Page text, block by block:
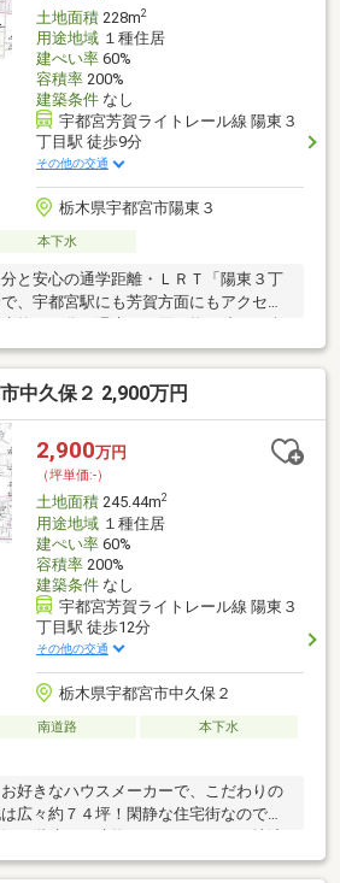
土地面積228m2
用途地域１種住居
建ぺい率60%
容積率200%
建築条件なし
宇都宮芳賀ライトレール線 陽東３
丁目駅 徒歩9分
その他の交通
栃木県宇都宮市陽東３
本下水
と安心の通学距離・ＬＲＴ「陽東３丁
、宇都宮駅にも芳賀方面にもアクセス
ビニも近く生活に便利・建築条件無し
ーでこだわりの住宅を建築可能・６８
と住宅の建築ができる・南西の角地で
号線や鬼怒通りへのアクセス良好で、
のご案内可能でございます。お気軽に
中久保２ 2,900万円
2,900万円
（坪単価:-）
土地面積245.44m2
用途地域１種住居
建ぺい率60%
容積率200%
建築条件なし
宇都宮芳賀ライトレール線 陽東３
丁目駅 徒歩12分
その他の交通
栃木県宇都宮市中久保２
南道路
本下水
好きなハウスメーカーで、こだわりの
広々約７４坪！閑静な住宅街なので静
３階建ての建物がありますが、更地渡
ＲＴ「陽東３丁目」駅まで徒歩約１０